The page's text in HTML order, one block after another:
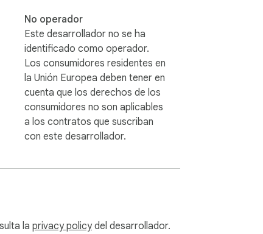
No operador
Este desarrollador no se ha
identificado como operador.
Los consumidores residentes en
la Unión Europea deben tener en
cuenta que los derechos de los
consumidores no son aplicables
a los contratos que suscriban
con este desarrollador.
la privacy policydel desarrollador.